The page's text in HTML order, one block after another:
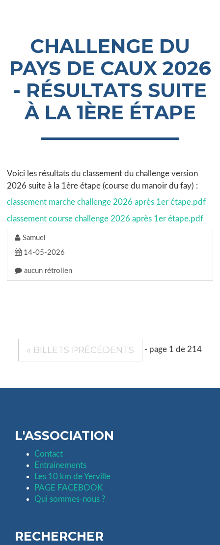
CHALLENGE DU
PAYS DE CAUX 2026
- RÉSULTATS SUITE
À LA 1ÈRE ÉTAPE
Voici les résultats du classement du challenge version
2026 suite à la 1ère étape (course du manoir du fay) :
classement marche challenge 2026 après 1er étape.pdf
classement course challenge 2026 après 1er étape.pdf
Samuel
14-05-2026
aucun rétrolien
« BILLETS PRÉCÉDENTS - page 1 de 214
L'ASSOCIATION
Contact
Entrainements
Les 10 km de Yerville
PAGE FACEBOOK
Qui sommes-nous ?
RECHERCHER